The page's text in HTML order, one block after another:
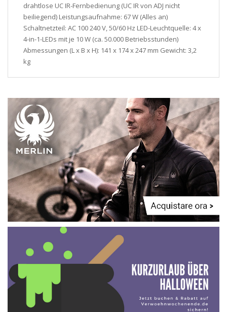
drahtlose UC IR-Fernbedienung (UC IR von ADJ nicht
beiliegend) Leistungsaufnahme: 67 W (Alles an)
Schaltnetzteil: AC 100 240 V, 50/60 Hz LED-Leuchtquelle: 4 x
4-in-1-LEDs mit je 10 W (ca. 50.000 Betriebsstunden)
Abmessungen (L x B x H): 141 x 174 x 247 mm Gewicht: 3,2
kg